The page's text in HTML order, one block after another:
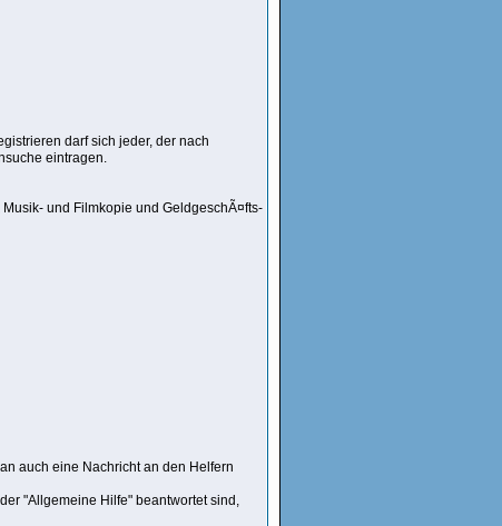
darf sich jeder, der nach
eintragen.
und Filmkopie und GeldgeschÃ¤fts-
auch eine Nachricht an den Helfern
"Allgemeine Hilfe" beantwortet sind,